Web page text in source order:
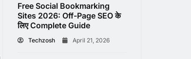
Free Social Bookmarking
Sites 2026: Off-Page SEO के
लिए Complete Guide
Techzosh April 21, 2026